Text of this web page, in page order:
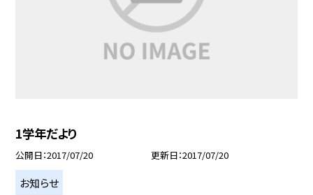
1学年だより
公開日 2017/07/20 更新日 2017/07/20
お知らせ